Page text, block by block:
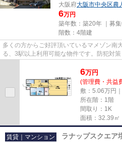
大阪府大阪市中央区農
6万円
築年数：築20年 ｜募集
階数：4階建
多くの方からご好評頂いているマメゾン南
る、3駅以上利用可能な物件です。防犯対
6万円
(管理費・共益
敷：5.06万円
所在階：1階
間取り：1K
面積：32.39㎡
賃貸｜マンション ラナップスクエア